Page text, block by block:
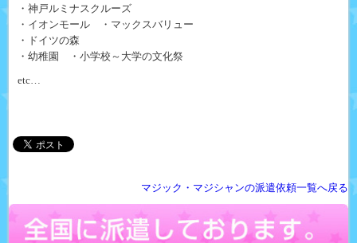
・神戸ルミナスクルーズ
・イオンモール ・マックスバリュー
・ドイツの森
・幼稚園 ・小学校～大学の文化祭
etc…
マジック・マジシャンの派遣依頼一覧へ戻る